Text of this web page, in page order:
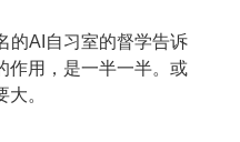
的AI自习室的督学告诉
作用，是一半一半。或
。